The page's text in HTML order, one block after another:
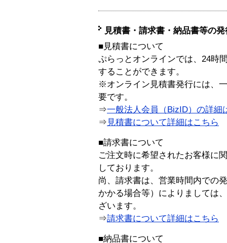
見積書・請求書・納品書等の
■見積書について
ぷらっとオンラインでは、24時
することができます。
※オンライン見積書発行には、
要です。
⇒一般法人会員（BizID）の詳細
⇒ 見積書について詳細はこちら
■請求書について
ご注文時に希望されたお客様に
しております。
尚、請求書は、営業時間内での
かかる場合等）によりましては
ざいます。
⇒請求書について詳細はこちら
■納品書について